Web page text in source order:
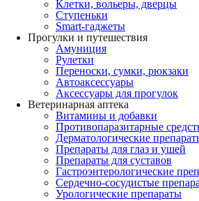
Клетки, вольеры, дверцы
Ступеньки
Smart-гаджеты
Прогулки и путешествия
Амуниция
Рулетки
Переноски, сумки, рюкзаки
Автоаксессуары
Аксессуары для прогулок
Ветеринарная аптека
Витамины и добавки
Противопаразитарные
Дерматологические
Препараты для глаз и ушей
Препараты для суставов
Гастроэнтерологические
Сердечно-сосудистые
Урологические препараты